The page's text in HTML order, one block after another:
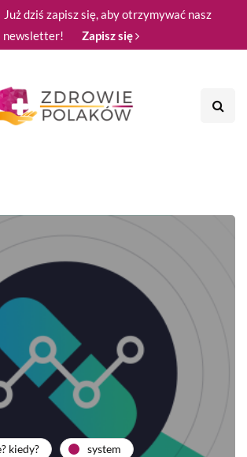
Już dziś zapisz się, aby otrzymywać nasz
newsletter!
Zapisz się
kiedy? system